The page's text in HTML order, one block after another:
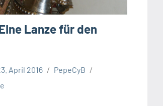
Lanze für den
April 2016
PepeCyB